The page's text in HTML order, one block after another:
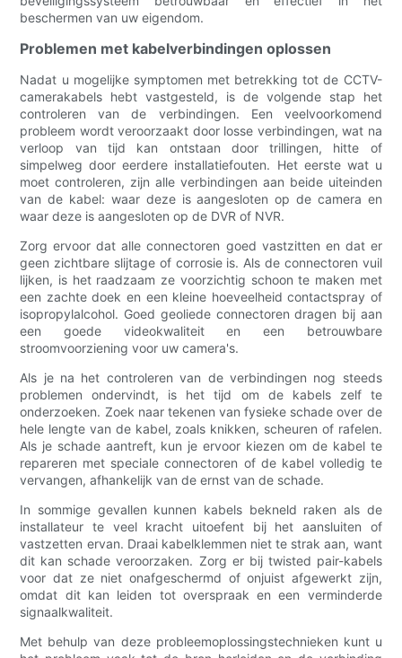
beschermen van uw eigendom.
Problemen met kabelverbindingen oplossen
Nadat u mogelijke symptomen met betrekking tot de CCTV-
camerakabels hebt vastgesteld, is de volgende stap het
controleren van de verbindingen. Een veelvoorkomend
probleem wordt veroorzaakt door losse verbindingen, wat na
verloop van tijd kan ontstaan ​​door trillingen, hitte of
simpelweg door eerdere installatiefouten. Het eerste wat u
moet controleren, zijn alle verbindingen aan beide uiteinden
van de kabel: waar deze is aangesloten op de camera en
waar deze is aangesloten op de DVR of NVR.
Zorg ervoor dat alle connectoren goed vastzitten en dat er
geen zichtbare slijtage of corrosie is. Als de connectoren vuil
lijken, is het raadzaam ze voorzichtig schoon te maken met
een zachte doek en een kleine hoeveelheid contactspray of
isopropylalcohol. Goed geoliede connectoren dragen bij aan
een goede videokwaliteit en een betrouwbare
stroomvoorziening voor uw camera's.
Als je na het controleren van de verbindingen nog steeds
problemen ondervindt, is het tijd om de kabels zelf te
onderzoeken. Zoek naar tekenen van fysieke schade over de
hele lengte van de kabel, zoals knikken, scheuren of rafelen.
Als je schade aantreft, kun je ervoor kiezen om de kabel te
repareren met speciale connectoren of de kabel volledig te
vervangen, afhankelijk van de ernst van de schade.
In sommige gevallen kunnen kabels bekneld raken als de
installateur te veel kracht uitoefent bij het aansluiten of
vastzetten ervan. Draai kabelklemmen niet te strak aan, want
dit kan schade veroorzaken. Zorg er bij twisted pair-kabels
voor dat ze niet onafgeschermd of onjuist afgewerkt zijn,
omdat dit kan leiden tot overspraak en een verminderde
signaalkwaliteit.
Met behulp van deze probleemoplossingstechnieken kunt u